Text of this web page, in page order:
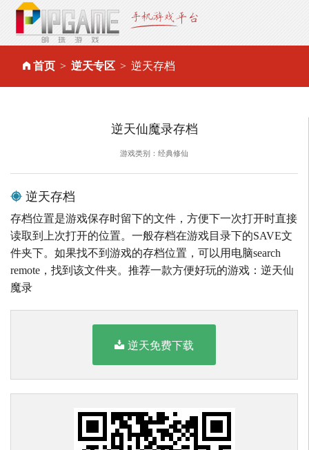
首页 逆天专区 逆天存档
逆天仙魔录存档
游戏类别：经典修仙
逆天存档
存档位置是游戏保存时留下的文件，方便下一次打开时直接
读取到上次打开的位置。一般存档在游戏目录下的SAVE文
件夹下。如果找不到游戏的存档位置，可以用电脑search
remote，找到该文件夹。推荐一款方便好玩的游戏：逆天仙
魔录
逆天免费下载